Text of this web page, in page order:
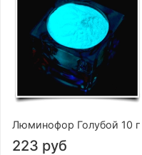
Люминофор Голубой 10 г
223 руб